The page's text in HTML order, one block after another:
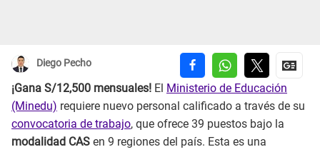
Diego Pecho
¡Gana S/12,500 mensuales! El Ministerio de Educación
(Minedu) requiere nuevo personal calificado a través de su
convocatoria de trabajo, que ofrece 39 puestos bajo la
modalidad CAS en 9 regiones del país. Esta es una